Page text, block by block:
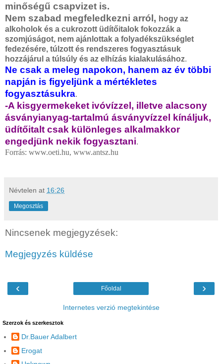
minőségű csapvizet is.
Nem szabad megfeledkezni arról, hogy az
alkoholok és a cukrozott üdítőitalok fokozzák a
szomjúságot, nem ajánlottak a folyadékszükséglet
fedezésére, túlzott és rendszeres fogyasztásuk
hozzájárul a túlsúly és az elhízás kialakulásához.
Ne csak a meleg napokon, hanem az év többi
napján is figyeljünk a mértékletes
fogyasztásukra.
-A kisgyermekeket ivóvízzel, illetve alacsony
ásványianyag-tartalmú ásványvízzel kínáljuk,
üdítőitalt csak különleges alkalmakkor
engedjünk nekik fogyasztani.
Forrás: www.oeti.hu, www.antsz.hu
Névtelen at 16:26
Megosztás
Nincsenek megjegyzések:
Megjegyzés küldése
‹ ›
Főoldal
Internetes verzió megtekintése
Szerzok és szerkesztok
Dr.Bauer Adalbert
Erogat